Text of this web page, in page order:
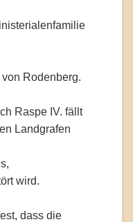
Rodenberg.
Raspe IV. fällt
Landgrafen
wird.
dass die